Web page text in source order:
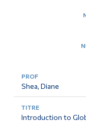
Shea, Diane
Introduction to